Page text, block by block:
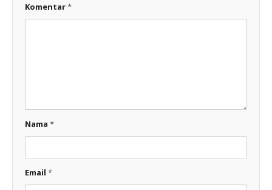
Komentar*
Nama *
Email *